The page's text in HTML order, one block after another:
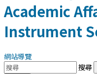
Academic
Instrument
網站導覽
搜尋